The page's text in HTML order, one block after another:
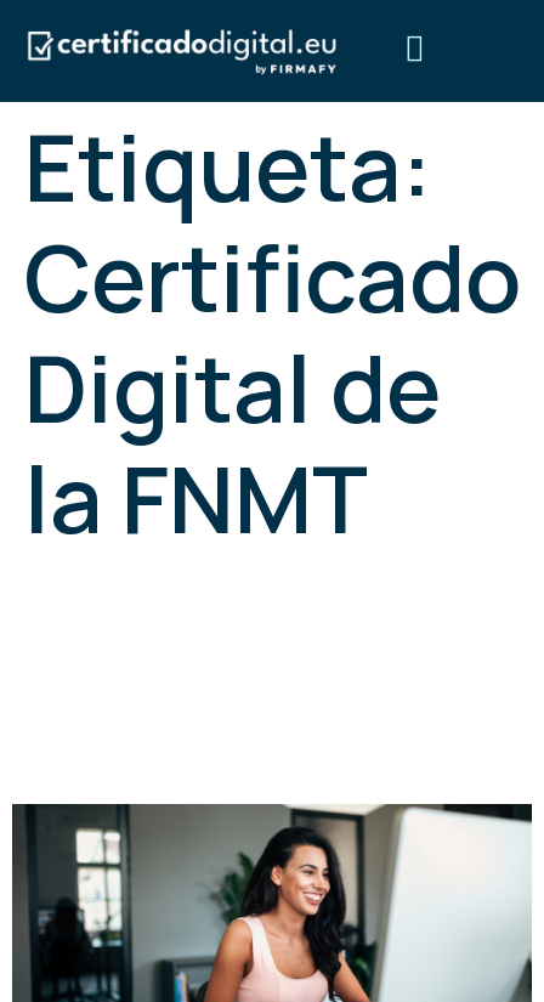
Etiqueta:
Certificado
Digital de
la FNMT